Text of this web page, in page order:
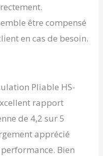
être compensé
en cas de besoin.
Pliable HS-
rapport
de 4,2 sur 5
apprécié
Bien